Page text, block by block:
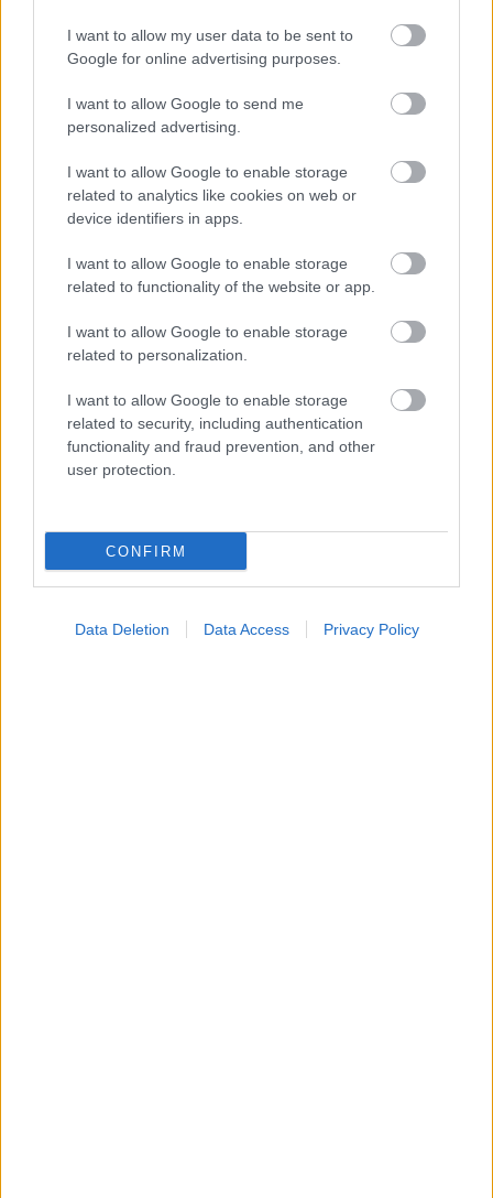
I want to allow my user data to be sent to
Google for online advertising purposes.
I want to allow Google to send me
personalized advertising.
I want to allow Google to enable storage
related to analytics like cookies on web or
device identifiers in apps.
I want to allow Google to enable storage
related to functionality of the website or app.
I want to allow Google to enable storage
related to personalization.
I want to allow Google to enable storage
related to security, including authentication
functionality and fraud prevention, and other
user protection.
CONFIRM
Data Deletion Data Access Privacy Policy
ΜΠΕΙΤΕ ΣΤΗ ΣΥΖΗΤΗΣΗ
Προσθήκη Σχολίου
ΣΗΜΕΡΑ ΣΤΟ IATRONET.GR